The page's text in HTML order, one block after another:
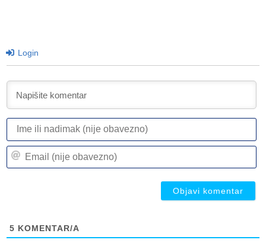
Login
5 KOMENTAR/A